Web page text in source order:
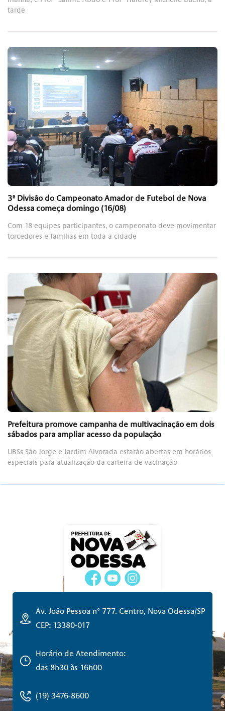
tarde
3ª Divisão do Campeonato Amador de Futebol de Nova
Odessa começa domingo (16/08)
Com 18 equipes participantes, o campeonato deve movimentar
torcedores e famílias em toda a cidade
Prefeitura promove campanha de multivacinação em dois
sábados para ampliar acesso da população
UBSs São Jorge e Jardim Alvorada estarão abertas em horários
especiais para atualização da carteira de vacinação
Av. João Pessoa nº 777. Centro, Nova Odessa/SP
CEP: 13380-017
Horário de Atendimento:
das 8h30 às 16h00
(19) 3476-8600